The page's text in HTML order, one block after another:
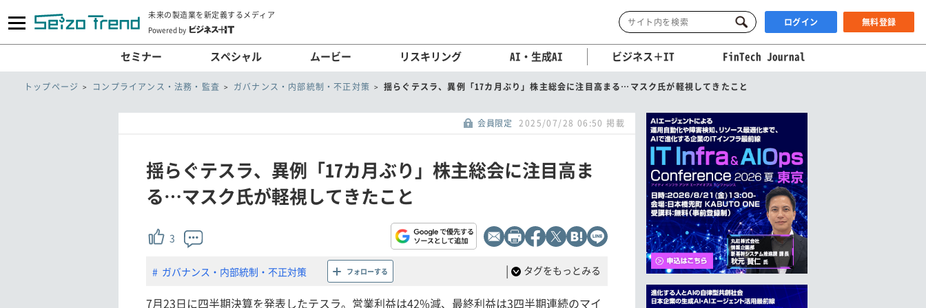
未来の製造業を新定義するメディア
Powered by
ログイン 無料登録
セミナー スペシャル ムービー リスキリング AI・生成AI ビジネス＋IT FinTech Journal
トップページ コンプライアンス・法務・監査 ガバナンス・内部統制・不正対策 揺らぐテスラ、異例「17カ月ぶり」株主総会に注目高まる…マスク氏が軽視してきたこと
会員限定 2025/07/28 06:50 掲載
揺らぐテスラ、異例「17カ月ぶり」株主総会に注目高ま
る…マスク氏が軽視してきたこと
3
ガバナンス・内部統制・不正対策 フォローする | タグをもっとみる
7月23日に四半期決算を発表したテスラ。営業利益は42%減、最終利益は3四半期連続のマイ